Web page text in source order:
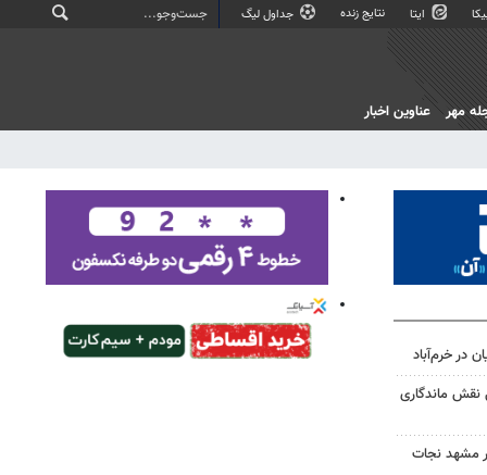
ایتا نتایج زنده جداول لیگ
مهر عناوین اخبار
در خرم‌آباد
نقش ماندگاری
مشهد نجات